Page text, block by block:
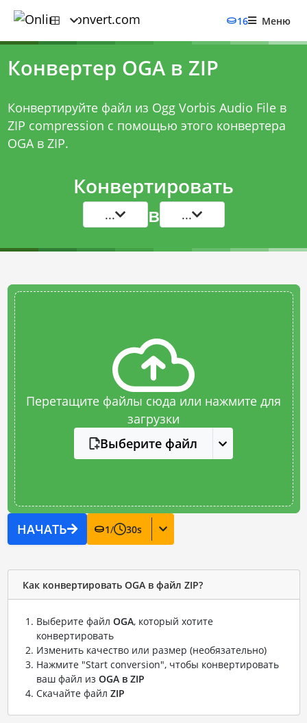
16 Меню
Конвертер OGA в ZIP
Конвертируйте файл из Ogg Vorbis Audio File в
ZIP compression с помощью этого конвертера
OGA в ZIP.
Конвертировать
... в ...
Перетащите файлы сюда или нажмите для
загрузки
Выберите файл
НАЧАТЬ 1/ 30s
Как конвертировать OGA в файл ZIP?
Выберите файл OGA, который хотите
конвертировать
Изменить качество или размер (необязательно)
Нажмите "Start conversion", чтобы конвертировать
ваш файл из OGA в ZIP
Скачайте файл ZIP